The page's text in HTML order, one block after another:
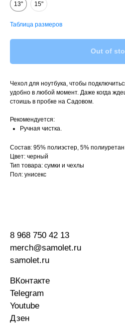
13"
15"
Таблица размеров
Out of
Чехол для ноутбука, чтобы
удобно в любой момент. Даже когда
стоишь в пробке на Садовом.
Рекомендуется:
Ручная чистка.
Состав: 95% полиэстер, 5% полиуретан
Цвет: черный
Тип товара: сумки и чехлы
Пол: унисекс
8 968 750 42 13
merch@samolet.ru
ВКонтакте
Telegram
samolet.ru
Youtube
Дзен